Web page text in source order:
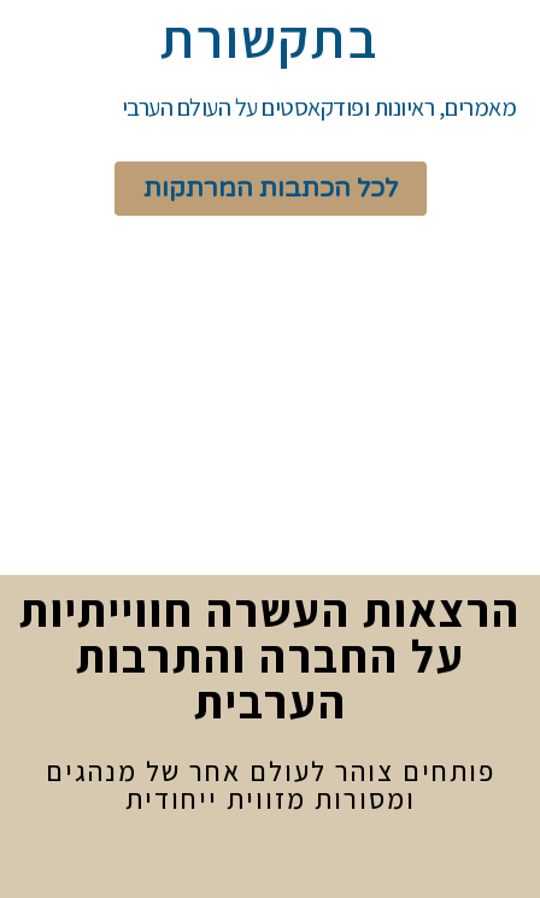
בתקשורת
מאמרים, ראיונות ופודקאסטים על העולם הערבי
לכל הכתבות המרתקות
הרצאות העשרה חווייתיות
על החברה והתרבות
הערבית
פותחים צוהר לעולם אחר של מנהגים
ומסורות מזווית ייחודית